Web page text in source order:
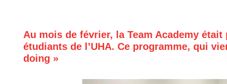
Au mois de février, la Team Academy était
étudiants de l’UHA. Ce programme, qui
doing »